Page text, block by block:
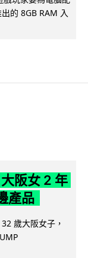
的 8GB RAM 入
阪女 2 年
產品
歲大阪女子，